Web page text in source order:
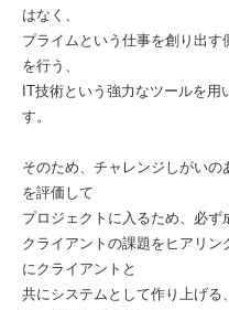
はなく、
プライムという仕事を創り出
を行う、
IT技術という強力なツールを用
す。
そのため、チャレンジしがい
を評価して
プロジェクトに入るため、必ず
クライアントの課題をヒアリ
にクライアントと
共にシステムとして作り上げ